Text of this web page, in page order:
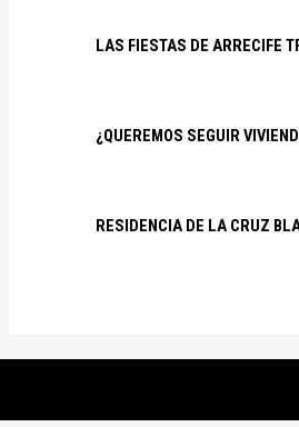
LAS FIESTAS DE ARRECIFE
¿QUEREMOS SEGUIR
RESIDENCIA DE LA CRUZ